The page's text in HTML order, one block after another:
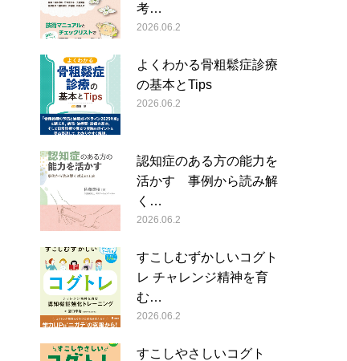
考…
2026.06.2
よくわかる骨粗鬆症診療
の基本とTips
2026.06.2
認知症のある方の能力を
活かす 事例から読み解
く…
2026.06.2
すこしむずかしいコグト
レ チャレンジ精神を育
む…
2026.06.2
すこしやさしいコグト